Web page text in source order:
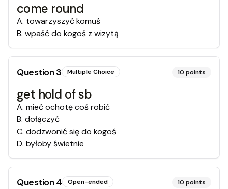
come round
A. towarzyszyć komuś
B. wpaść do kogoś z wizytą
Question3 Multiple Choice 10 points
get hold of sb
A. mieć ochotę coś robić
B. dołączyć
C. dodzwonić się do kogoś
D. byłoby świetnie
Question4 Open-ended 10 points